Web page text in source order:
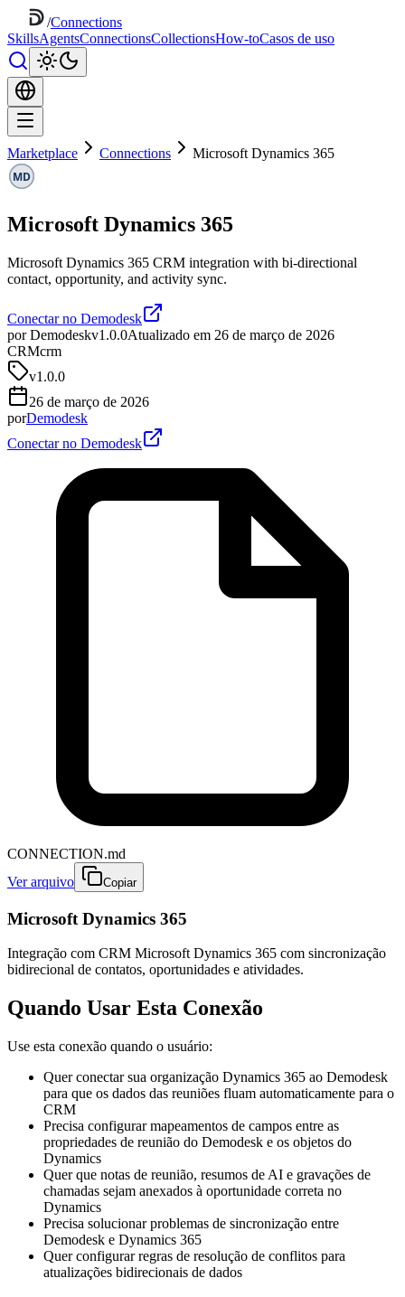
/Connections
SkillsAgentsConnectionsCollectionsHow-toCasos de uso
Marketplace Connections Microsoft Dynamics 365
Microsoft Dynamics 365
Microsoft Dynamics 365 CRM integration with bi-directional
contact, opportunity, and activity sync.
Conectar no Demodesk
por Demodeskv1.0.0Atualizado em 26 de março de 2026
CRMcrm
v1.0.0
26 de março de 2026
porDemodesk
Conectar no Demodesk
CONNECTION.md
Ver arquivo
Copiar
Microsoft Dynamics 365
Integração com CRM Microsoft Dynamics 365 com sincronização
bidirecional de contatos, oportunidades e atividades.
Quando Usar Esta Conexão
Use esta conexão quando o usuário:
Quer conectar sua organização Dynamics 365 ao Demodesk
para que os dados das reuniões fluam automaticamente para o
CRM
Precisa configurar mapeamentos de campos entre as
propriedades de reunião do Demodesk e os objetos do
Dynamics
Quer que notas de reunião, resumos de AI e gravações de
chamadas sejam anexados à oportunidade correta no
Dynamics
Precisa solucionar problemas de sincronização entre
Demodesk e Dynamics 365
Quer configurar regras de resolução de conflitos para
atualizações bidirecionais de dados